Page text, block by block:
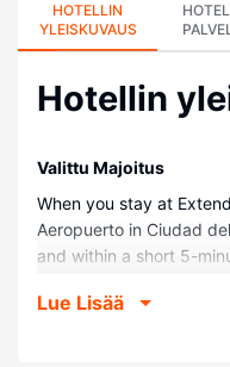
HOTELLIN
YLEISKUVAUS
Hotellin
Valittu Majoitus
When you stay at
Aeropuerto in Ciudad
and within a short 5-
Norte Beach and 3.7 mi
Lue Lisää